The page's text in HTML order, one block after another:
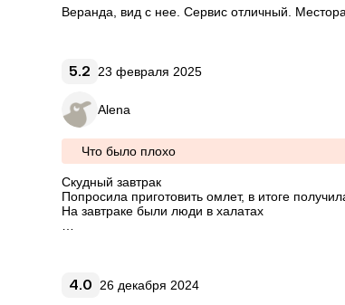
Веранда, вид с нее. Сервис отличный.
5.2 23 февраля 2025
Alena
Что было плохо
Скудный завтрак
Попросила приготовить омлет, в итоге
На завтраке были люди в халатах
4.0 26 декабря 2024